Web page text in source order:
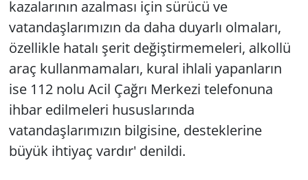
kazalarının azalması için sürücü ve
vatandaşlarımızın da daha duyarlı olmaları,
özellikle hatalı şerit değiştirmemeleri, alkollü
araç kullanmamaları, kural ihlali yapanların
ise 112 nolu Acil Çağrı Merkezi telefonuna
ihbar edilmeleri hususlarında
vatandaşlarımızın bilgisine, desteklerine
büyük ihtiyaç vardır' denildi.